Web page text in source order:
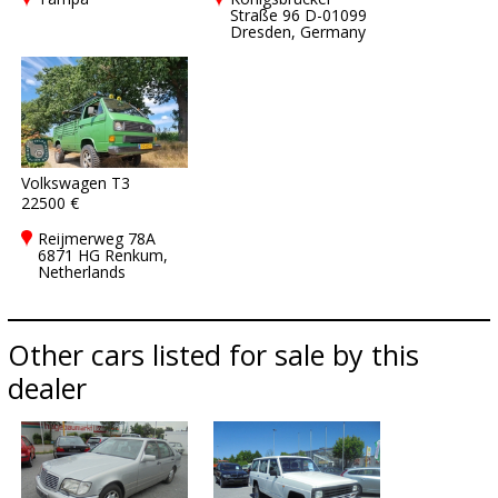
Straße 96 D-01099
Dresden, Germany
Volkswagen T3
22500 €
Reijmerweg 78A
6871 HG Renkum,
Netherlands
Other cars listed for sale by this
dealer